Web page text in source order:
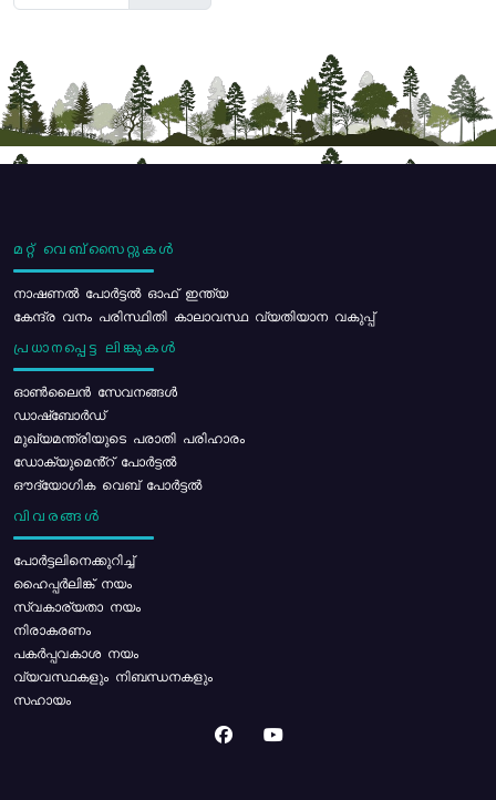
മറ്റ് വെബ്സൈറ്റുകൾ
നാഷണൽ പോർട്ടൽ ഓഫ് ഇന്ത്യ
കേന്ദ്ര വനം പരിസ്ഥിതി കാലാവസ്ഥ വ്യതിയാന വകുപ്പ്
പ്രധാനപ്പെട്ട ലിങ്കുകൾ
ഓൺലൈൻ സേവനങ്ങൾ
ഡാഷ്ബോർഡ്
മുഖ്യമന്ത്രിയുടെ പരാതി പരിഹാരം
ഡോക്യുമെൻ്റ് പോർട്ടൽ
ഔദ്യോഗിക വെബ് പോർട്ടൽ
വിവരങ്ങൾ
പോര്‍ട്ടലിനെക്കുറിച്ച്
ഹൈപ്പർലിങ്ക് നയം
സ്വകാര്യതാ നയം
നിരാകരണം
പകർപ്പവകാശ നയം
വ്യവസ്ഥകളും നിബന്ധനകളും
സഹായം